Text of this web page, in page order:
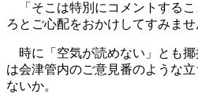
「そこは特別にコメントする
ろとご心配をおかけしてすみませ
時に「空気が読めない」とも揶
は会津管内のご意見番のような
ないか。